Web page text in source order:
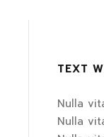
TEXT
Nulla
Nulla